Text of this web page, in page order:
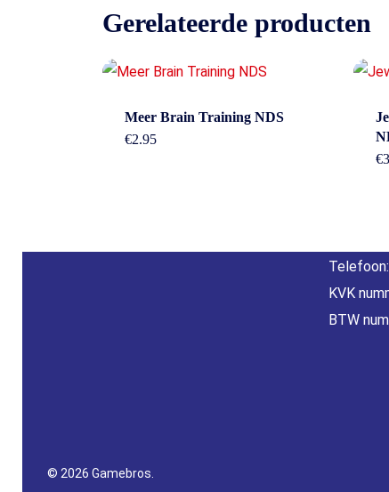
Gerelateerde producten
Meer Brain Training NDS
€2.95
€
KVK
BTW
© 2026 Gamebros.